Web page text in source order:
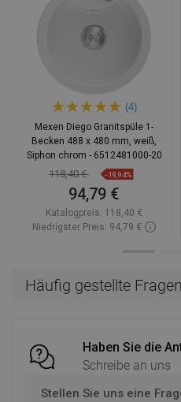
Häufig gestellte Fragen
Haben Sie die
Schreibe an uns
Stellen Sie uns eine
(4)
Mexen Diego Granitspüle 1-
Becken 488 x 480 mm, weiß,
Siphon chrom - 6512481000-20
118,40 € -19,94%
94,79 €
Katalogpreis: 118,40 €
Niedrigster Preis: 94,79 €